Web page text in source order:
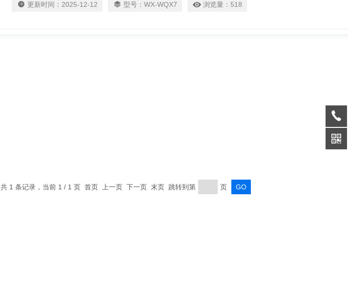
更新时间： 2025-12-12 型号： WX-WQX7 浏览量： 518
共 1 条记录，当前 1 / 1 页 首页 上一页 下一页 末页 跳转到第 页